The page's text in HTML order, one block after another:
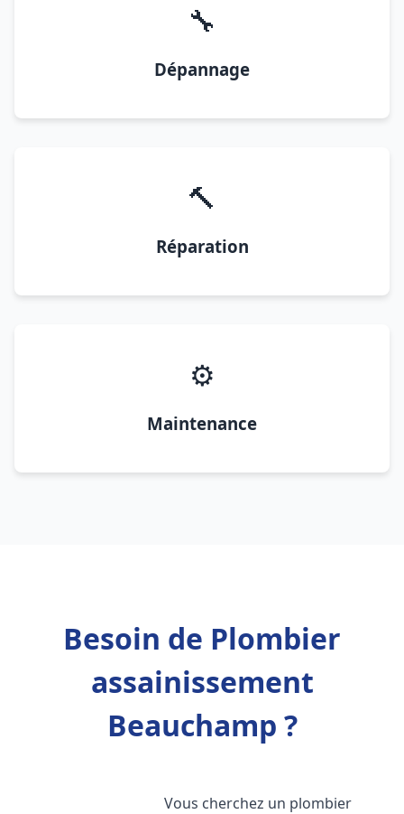
🔧
Dépannage
🔨
Réparation
⚙️
Maintenance
Besoin de Plombier
assainissement
Beauchamp ?
Vous cherchez un plombier